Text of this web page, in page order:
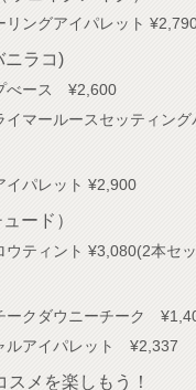
リングアイパレット
ニラコ)
べース ¥2,600
イマールースセッティン
イパレット ¥2,900
ード）
ウティント ¥3,080(2本セ
ークダウニーチーク
ルアイパレット ¥2,337
メを楽しもう！